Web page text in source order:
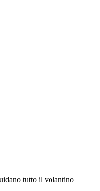
tutto il volantino